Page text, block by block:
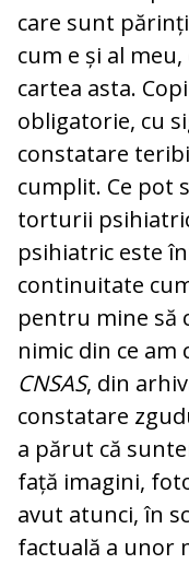
care sunt
cum e și al
cartea asta.
obligatorie, cu
constatare
cumplit. Ce pot
torturii
psihiatric este
continuitate
pentru mine să
nimic din ce am
CNSAS, din
constatare
a părut că
față imagini,
avut atunci, în
factuală a unor